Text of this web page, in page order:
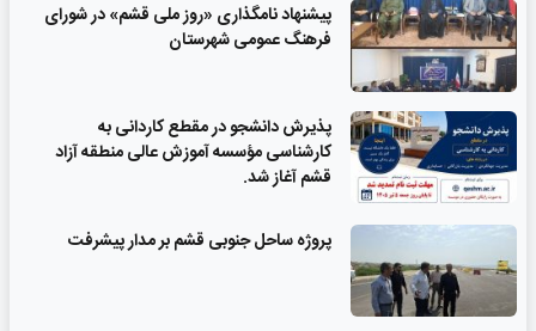
پیشنهاد نامگذاری «روز ملی قشم» در شورای
فرهنگ عمومی شهرستان
پذیرش دانشجو در مقطع کاردانی به
کارشناسی مؤسسه آموزش عالی منطقه آزاد
قشم آغاز شد.
پروژه ساحل جنوبی قشم بر مدار پیشرفت